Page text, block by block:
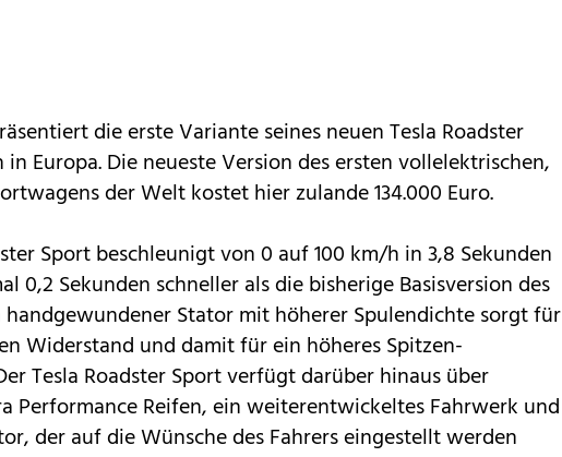
die erste Variante seines neuen Tesla Roadster
Europa. Die neueste Version des ersten vollelektrischen,
der Welt kostet hier zulande 134.000 Euro.
Sport beschleunigt von 0 auf 100 km/h in 3,8 Sekunden
0,2 Sekunden schneller als die bisherige Basisversion des
handgewundener Stator mit höherer Spulendichte sorgt für
Widerstand und damit für ein höheres Spitzen-
Tesla Roadster Sport verfügt darüber hinaus über
Performance Reifen, ein weiterentwickeltes Fahrwerk und
der auf die Wünsche des Fahrers eingestellt werden